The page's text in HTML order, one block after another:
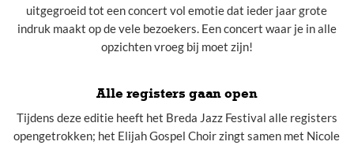
uitgegroeid tot een concert vol emotie dat ieder jaar grote
indruk maakt op de vele bezoekers. Een concert waar je in alle
opzichten vroeg bij moet zijn!
Alle registers gaan open
Tijdens deze editie heeft het Breda Jazz Festival alle registers
opengetrokken; het Elijah Gospel Choir zingt samen met Nicole